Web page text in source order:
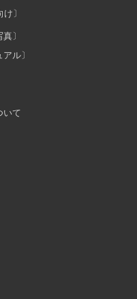
〕
〕
ル〕
いて